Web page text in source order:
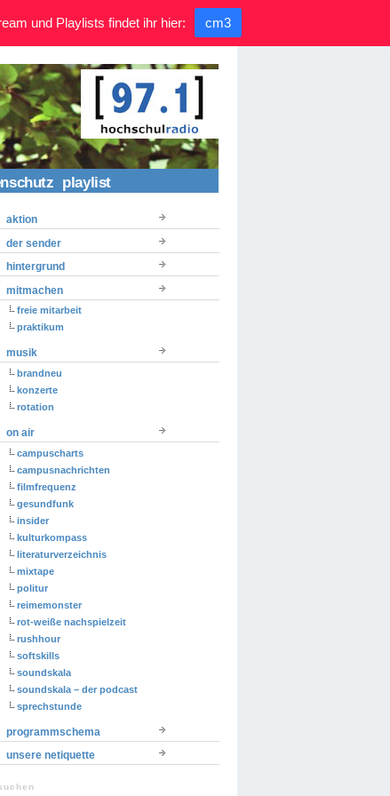
playlist
aktion
der sender
hintergrund
mitmachen
freie mitarbeit
praktikum
musik
brandneu
konzerte
rotation
on air
campuscharts
campusnachrichten
filmfrequenz
gesundfunk
insider
kulturkompass
literaturverzeichnis
mixtape
politur
reimemonster
rot-weiße nachspielzeit
rushhour
softskills
soundskala
soundskala – der podcast
sprechstunde
programmschema
unsere netiquette
und Playlists findet ihr hier: cm3